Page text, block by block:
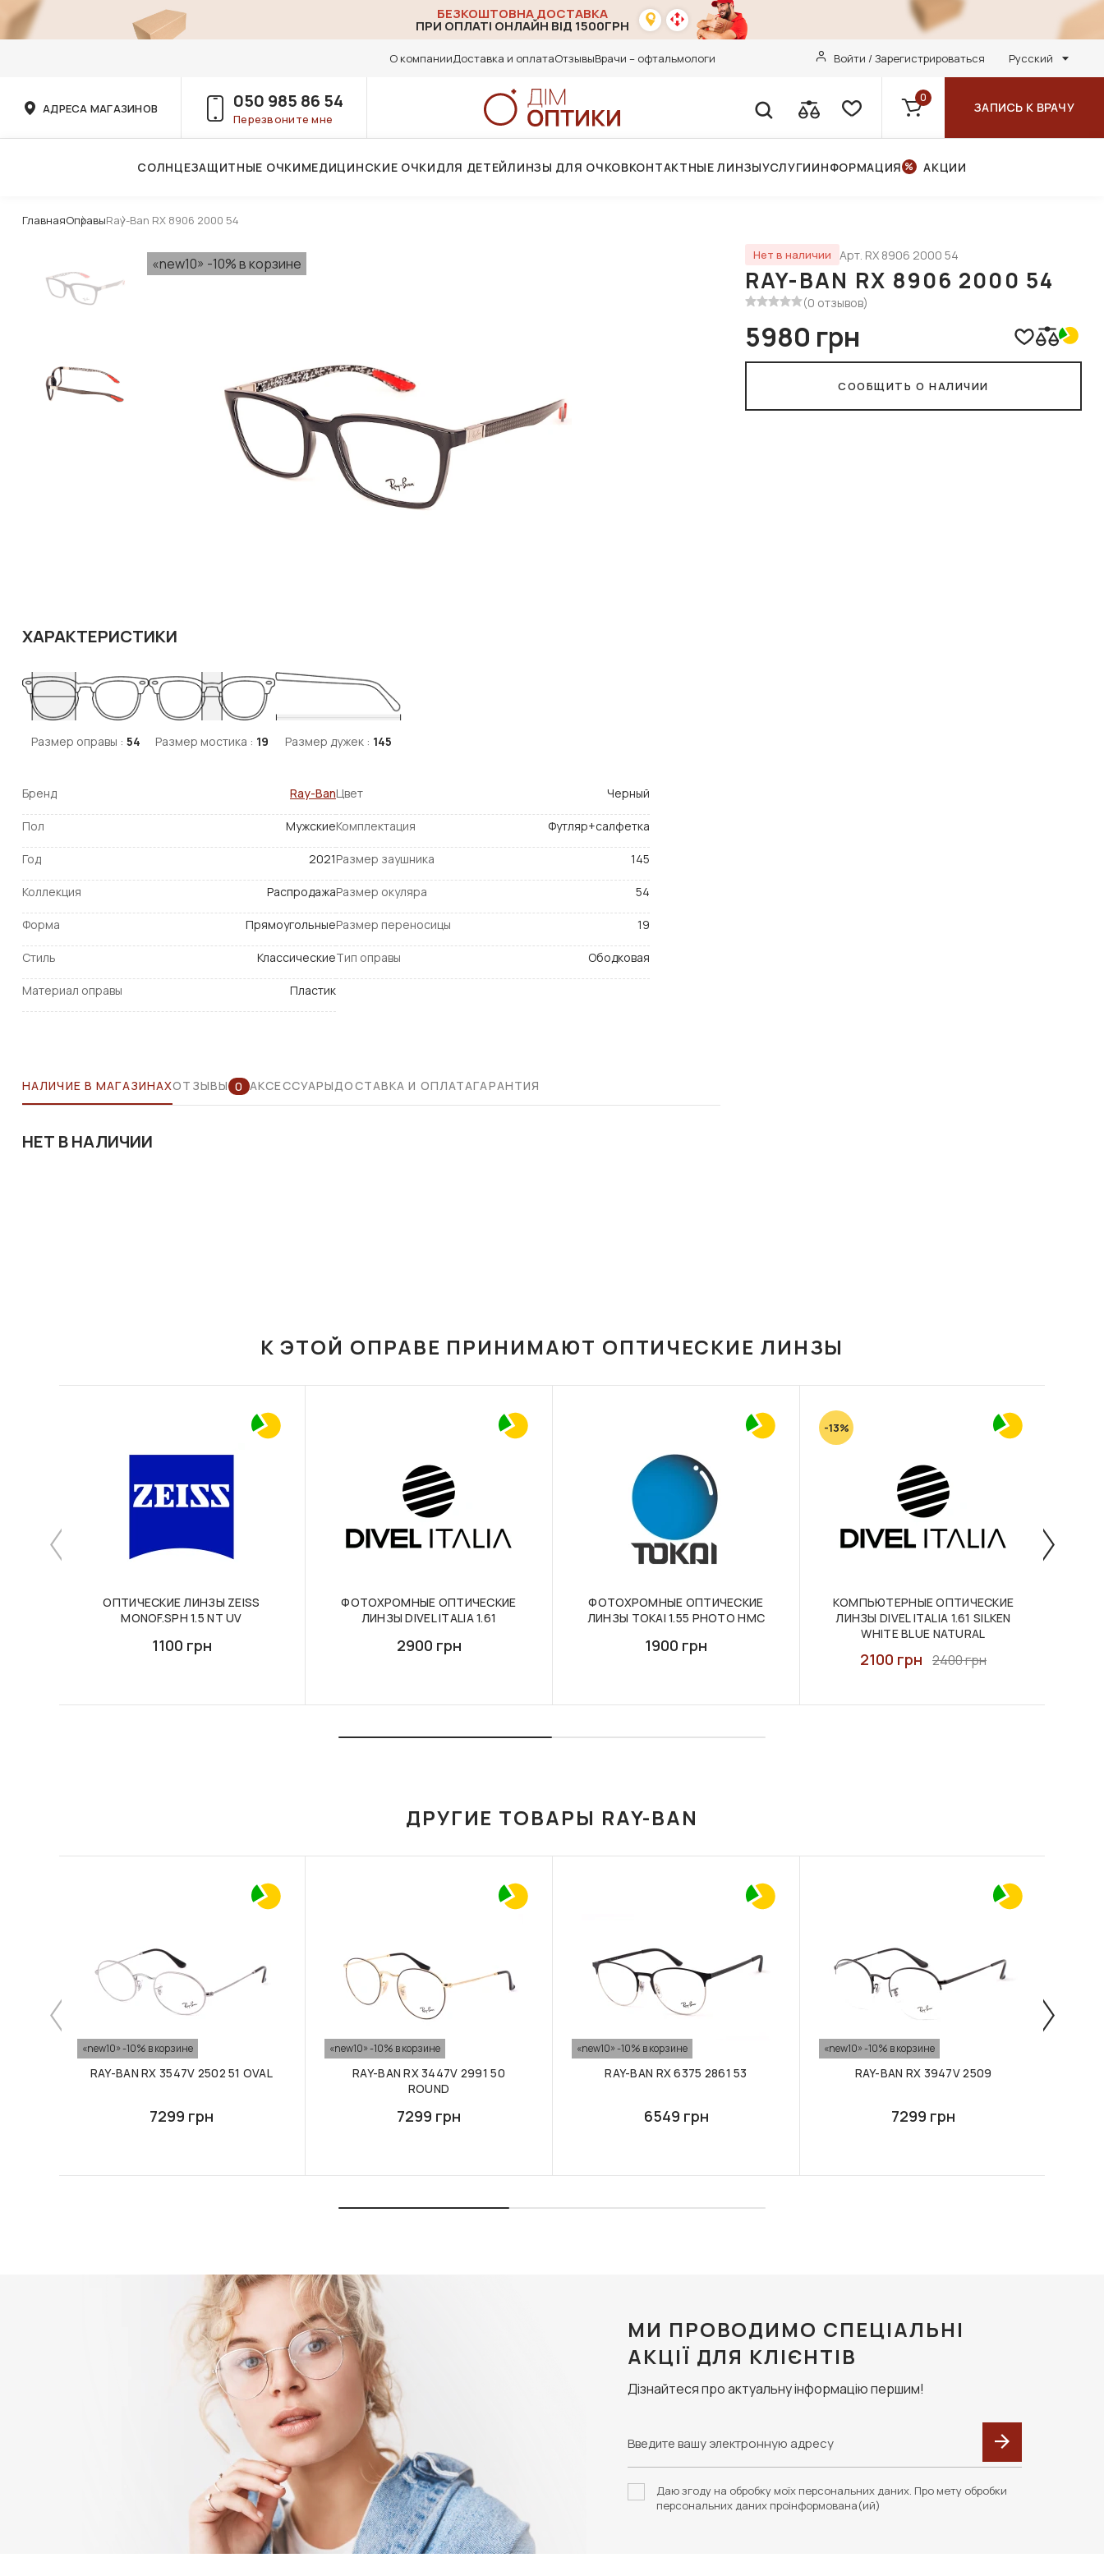
БЕЗКОШТОВНА ДОСТАВКА
ПРИ ОПЛАТІ ОНЛАЙН ВІД 1500ГРН
О компанииДоставка и оплатаОтзывыВрачи – офтальмологи Войти / Зарегистрироваться Русский
АДРЕСА МАГАЗИНОВ 050 985 86 54
Перезвоните мне
0
ЗАПИСЬ К ВРАЧУ
СОЛНЦЕЗАЩИТНЫЕ ОЧКИМЕДИЦИНСКИЕ ОЧКИДЛЯ ДЕТЕЙЛИНЗЫ ДЛЯ ОЧКОВКОНТАКТНЫЕ ЛИНЗЫУСЛУГИИНФОРМАЦИЯ АКЦИИ
ГлавнаяОправыRay-Ban RX 8906 2000 54
«new10» -10% в корзине Нет в наличии Арт. RX 8906 2000 54
RAY-BAN RX 8906 2000 54
(0 отзывов)
5980 грн
СООБЩИТЬ О НАЛИЧИИ
ХАРАКТЕРИСТИКИ
Размер оправы : 54 Размер мостика : 19 Размер дужек : 145
Бренд Ray-Ban
Пол Мужские
Год 2021
Коллекция Распродажа
Форма Прямоугольные
Стиль Классические
Материал оправы Пластик
Цвет Черный
Комплектация Футляр+салфетка
Размер заушника 145
Размер окуляра 54
Размер переносицы 19
Тип оправы Ободковая
НАЛИЧИЕ В МАГАЗИНАХОТЗЫВЫ 0 АКСЕССУАРЫДОСТАВКА И ОПЛАТАГАРАНТИЯ
НЕТ В НАЛИЧИИ
К ЭТОЙ ОПРАВЕ ПРИНИМАЮТ ОПТИЧЕСКИЕ ЛИНЗЫ
ОПТИЧЕСКИЕ ЛИНЗЫ ZEISS
MONOF.SPH 1.5 NT UV
1100 грн
ФОТОХРОМНЫЕ ОПТИЧЕСКИЕ
ЛИНЗЫ DIVEL ITALIA 1.61
2900 грн
ФОТОХРОМНЫЕ ОПТИЧЕСКИЕ
ЛИНЗЫ TOKAI 1.55 PHOTO HMC
1900 грн
-13%
КОМПЬЮТЕРНЫЕ ОПТИЧЕСКИЕ
ЛИНЗЫ DIVEL ITALIA 1.61 SILKEN
WHITE BLUE NATURAL
2100 грн 2400 грн
ДРУГИЕ ТОВАРЫ RAY-BAN
«new10» -10% в корзине
RAY-BAN RX 3547V 2502 51 OVAL
7299 грн
«new10» -10% в корзине
RAY-BAN RX 3447V 2991 50
ROUND
7299 грн
«new10» -10% в корзине
RAY-BAN RX 6375 2861 53
6549 грн
«new10» -10% в корзине
RAY-BAN RX 3947V 2509
7299 грн
МИ ПРОВОДИМО СПЕЦІАЛЬНІ
АКЦІЇ ДЛЯ КЛІЄНТІВ
Дізнайтеся про актуальну інформацію першим!
Даю згоду на обробку моїх персональних даних. Про мету обробки
персональних даних проінформована(ий)